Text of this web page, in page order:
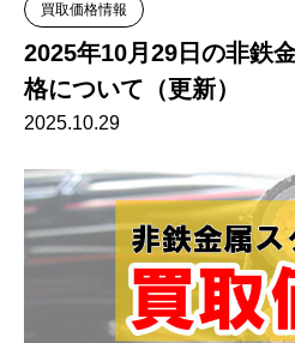
買取価格情報
2025年10月29日の非鉄
格について（更新）
2025.10.29